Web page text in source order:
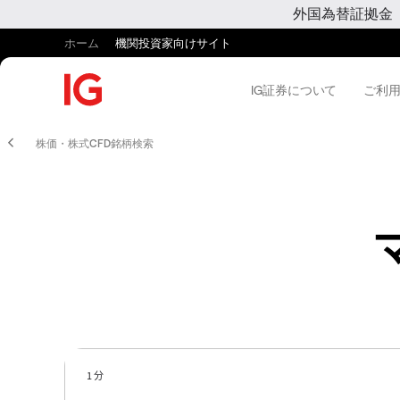
外国為替証拠金
ホーム 機関投資家向けサイト
IG証券について ご利
株価・株式CFD銘柄検索
1 分